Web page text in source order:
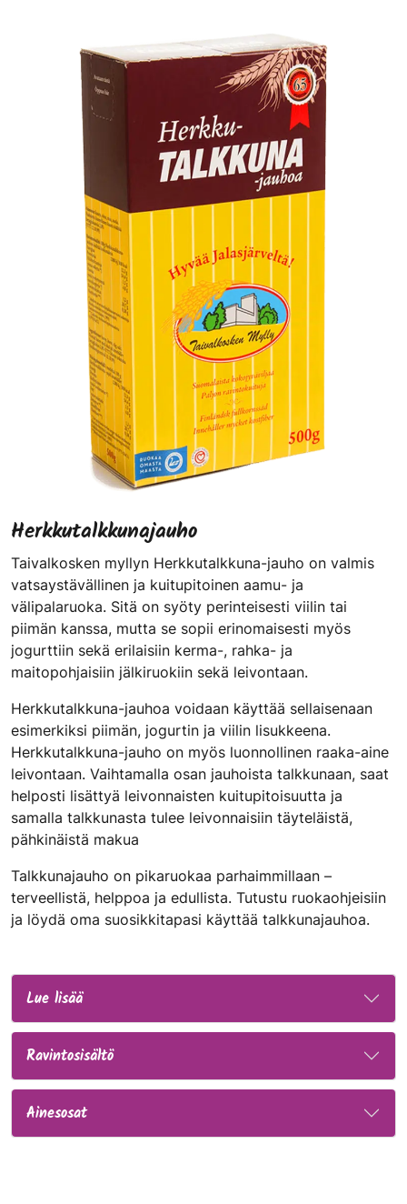
Herkkutalkkunajauho
Taivalkosken myllyn Herkkutalkkuna-jauho on valmis
vatsaystävällinen ja kuitupitoinen aamu- ja
välipalaruoka. Sitä on syöty perinteisesti viilin tai
piimän kanssa, mutta se sopii erinomaisesti myös
jogurttiin sekä erilaisiin kerma-, rahka- ja
maitopohjaisiin jälkiruokiin sekä leivontaan.
Herkkutalkkuna-jauhoa voidaan käyttää sellaisenaan
esimerkiksi piimän, jogurtin ja viilin lisukkeena.
Herkkutalkkuna-jauho on myös luonnollinen raaka-aine
leivontaan. Vaihtamalla osan jauhoista talkkunaan, saat
helposti lisättyä leivonnaisten kuitupitoisuutta ja
samalla talkkunasta tulee leivonnaisiin täyteläistä,
pähkinäistä makua
Talkkunajauho on pikaruokaa parhaimmillaan –
terveellistä, helppoa ja edullista. Tutustu ruokaohjeisiin
ja löydä oma suosikkitapasi käyttää talkkunajauhoa.
Lue lisää
Ravintosisältö
Ainesosat